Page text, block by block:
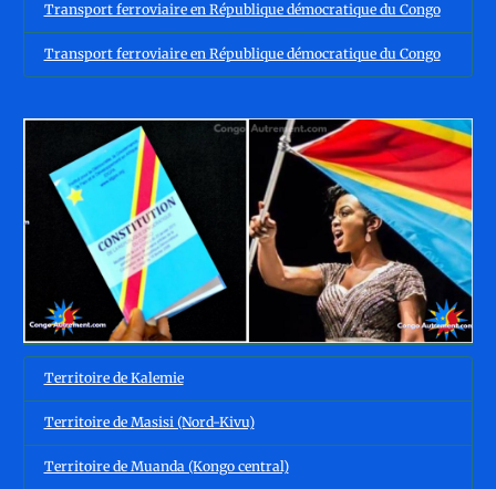
Transport ferroviaire en République démocratique du Congo
Transport ferroviaire en République démocratique du Congo
Territoire de Kalemie
Territoire de Masisi (Nord-Kivu)
Territoire de Muanda (Kongo central)